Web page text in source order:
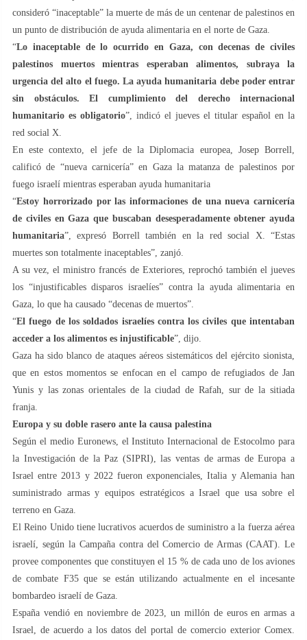
consideró “inaceptable” la muerte de más de un centenar de palestinos en
un punto de distribución de ayuda alimentaria en el norte de Gaza.
“Lo inaceptable de lo ocurrido en Gaza, con decenas de civiles
palestinos muertos mientras esperaban alimentos, subraya la
urgencia del alto el fuego. La ayuda humanitaria debe poder entrar
sin obstáculos. El cumplimiento del derecho internacional
humanitario es obligatorio”, indicó el jueves el titular español en la
red social X.
En este contexto, el jefe de la Diplomacia europea, Josep Borrell,
calificó de “nueva carnicería” en Gaza la matanza de palestinos por
fuego israelí mientras esperaban ayuda humanitaria
“Estoy horrorizado por las informaciones de una nueva carnicería
de civiles en Gaza que buscaban desesperadamente obtener ayuda
humanitaria”, expresó Borrell también en la red social X. “Estas
muertes son totalmente inaceptables”, zanjó.
A su vez, el ministro francés de Exteriores, reprochó también el jueves
los “injustificables disparos israelíes” contra la ayuda alimentaria en
Gaza, lo que ha causado “decenas de muertos”.
“El fuego de los soldados israelíes contra los civiles que intentaban
acceder a los alimentos es injustificable”, dijo.
Gaza ha sido blanco de ataques aéreos sistemáticos del ejército sionista,
que en estos momentos se enfocan en el campo de refugiados de Jan
Yunis y las zonas orientales de la ciudad de Rafah, sur de la sitiada
franja.
Europa y su doble rasero ante la causa palestina
Según el medio Euronews, el Instituto Internacional de Estocolmo para
la Investigación de la Paz (SIPRI), las ventas de armas de Europa a
Israel entre 2013 y 2022 fueron exponenciales, Italia y Alemania han
suministrado armas y equipos estratégicos a Israel que usa sobre el
terreno en Gaza.
El Reino Unido tiene lucrativos acuerdos de suministro a la fuerza aérea
israelí, según la Campaña contra del Comercio de Armas (CAAT). Le
provee componentes que constituyen el 15 % de cada uno de los aviones
de combate F35 que se están utilizando actualmente en el incesante
bombardeo israelí de Gaza.
España vendió en noviembre de 2023, un millón de euros en armas a
Israel, de acuerdo a los datos del portal de comercio exterior Comex.